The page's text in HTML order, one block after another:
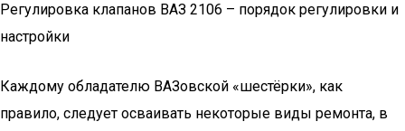
Регулировка клапанов ВАЗ 2106 – порядок регулировки и
настройки
Каждому обладателю ВАЗовской «шестёрки», как
правило, следует осваивать некоторые виды ремонта, в